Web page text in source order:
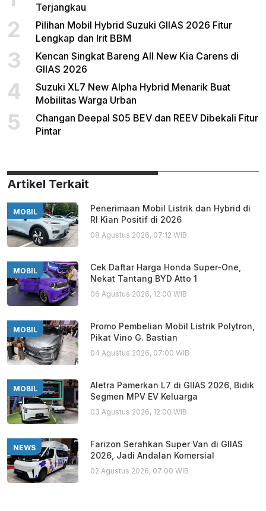
Terjangkau
2
Pilihan Mobil Hybrid Suzuki GIIAS 2026 Fitur
Lengkap dan Irit BBM
3
Kencan Singkat Bareng All New Kia Carens di
GIIAS 2026
4
Suzuki XL7 New Alpha Hybrid Menarik Buat
Mobilitas Warga Urban
5
Changan Deepal S05 BEV dan REEV Dibekali Fitur
Pintar
Artikel Terkait
MOBIL
Penerimaan Mobil Listrik dan Hybrid di
RI Kian Positif di 2026
08 Agustus 2026, 07:12 WIB
MOBIL
Cek Daftar Harga Honda Super-One,
Nekat Tantang BYD Atto 1
06 Agustus 2026, 12:00 WIB
MOBIL
Promo Pembelian Mobil Listrik Polytron,
Pikat Vino G. Bastian
04 Agustus 2026, 07:00 WIB
MOBIL
Aletra Pamerkan L7 di GIIAS 2026, Bidik
Segmen MPV EV Keluarga
03 Agustus 2026, 12:00 WIB
NEWS
Farizon Serahkan Super Van di GIIAS
2026, Jadi Andalan Komersial
02 Agustus 2026, 07:00 WIB